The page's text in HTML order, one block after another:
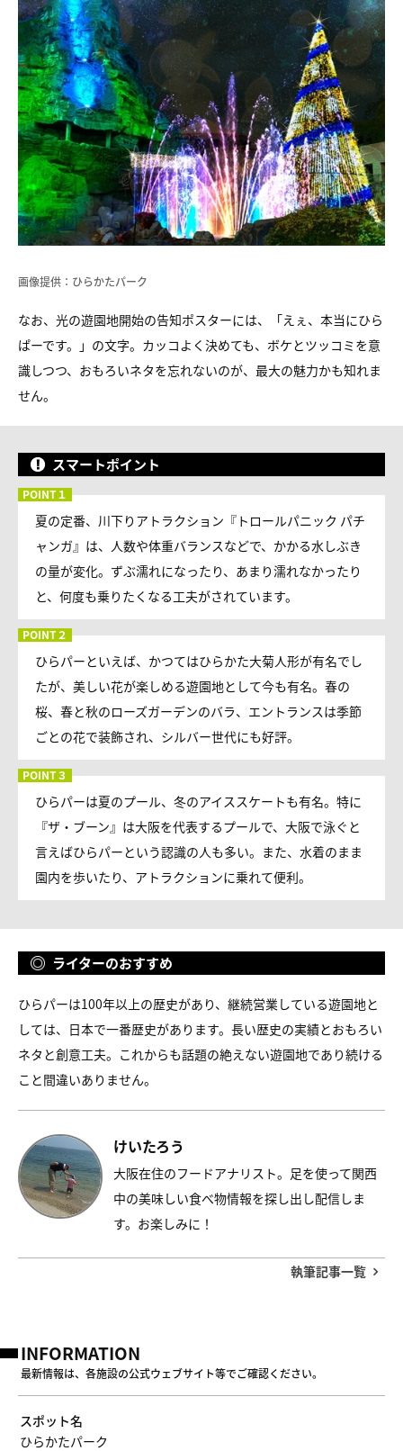
画像提供：ひらかたパーク
なお、光の遊園地開始の告知ポスターには、「えぇ、本当にひら
ぱーです。」の文字。カッコよく決めても、ボケとツッコミを意
識しつつ、おもろいネタを忘れないのが、最大の魅力かも知れま
せん。
スマートポイント
夏の定番、川下りアトラクション『トロールパニック パチ
ャンガ』は、人数や体重バランスなどで、かかる水しぶき
の量が変化。ずぶ濡れになったり、あまり濡れなかったり
と、何度も乗りたくなる工夫がされています。
ひらパーといえば、かつてはひらかた大菊人形が有名でし
たが、美しい花が楽しめる遊園地として今も有名。春の
桜、春と秋のローズガーデンのバラ、エントランスは季節
ごとの花で装飾され、シルバー世代にも好評。
ひらパーは夏のプール、冬のアイススケートも有名。特に
『ザ・ブーン』は大阪を代表するプールで、大阪で泳ぐと
言えばひらパーという認識の人も多い。また、水着のまま
園内を歩いたり、アトラクションに乗れて便利。
ライターのおすすめ
ひらパーは100年以上の歴史があり、継続営業している遊園地と
しては、日本で一番歴史があります。長い歴史の実績とおもろい
ネタと創意工夫。これからも話題の絶えない遊園地であり続ける
こと間違いありません。
けいたろう
大阪在住のフードアナリスト。足を使って関西
中の美味しい食べ物情報を探し出し配信しま
す。お楽しみに！
執筆記事一覧
INFORMATION
最新情報は、各施設の公式ウェブサイト等でご確認ください。
スポット名
ひらかたパーク